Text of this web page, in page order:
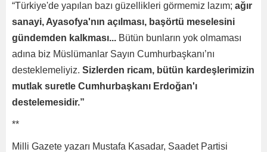
“Türkiye'de yapılan bazı güzellikleri görmemiz lazım; ağır
sanayi, Ayasofya'nın açılması, başörtü meselesini
gündemden kalkması... Bütün bunların yok olmaması
adına biz Müslümanlar Sayın Cumhurbaşkanı’nı
desteklemeliyiz. Sizlerden ricam, bütün kardeşlerimizin
mutlak suretle Cumhurbaşkanı Erdoğan'ı
destelemesidir.”
**
Milli Gazete yazarı Mustafa Kasadar, Saadet Partisi